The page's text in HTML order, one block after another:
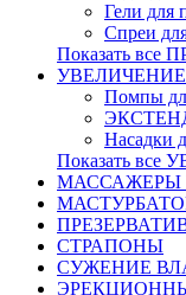
Гели для
Спреи
Показать
Помпы
Насадки
Показать
МАССАЖЕРЫ
СТРАПОНЫ
СУЖЕНИЕ